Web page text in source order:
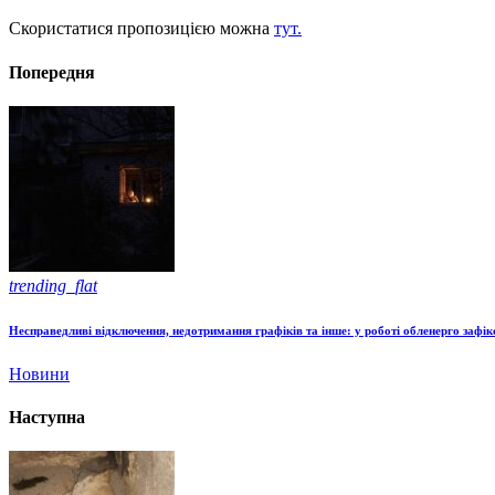
Скористатися пропозицією можна тут.
Попередня
trending_flat
Несправедливі відключення, недотримання графіків та інше: у роботі обленерго
Новини
Наступна